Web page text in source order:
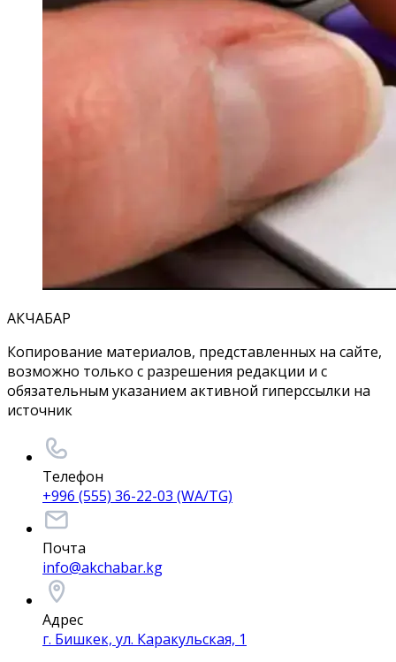
АКЧАБАР
Копирование материалов, представленных на сайте,
возможно только с разрешения редакции и с
обязательным указанием активной гиперссылки на
источник
Телефон
+996 (555) 36-22-03 (WA/TG)
Почта
info@akchabar.kg
Адрес
г. Бишкек, ул. Каракульская, 1